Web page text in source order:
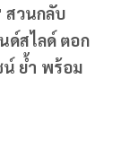
สวนกลับ
ด์สไลด์ ตอก
น์ ย้ำ พร้อม